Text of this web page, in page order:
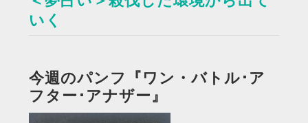
いく
今週のパンフ『ワン・バトル･ア
フター･アナザー』